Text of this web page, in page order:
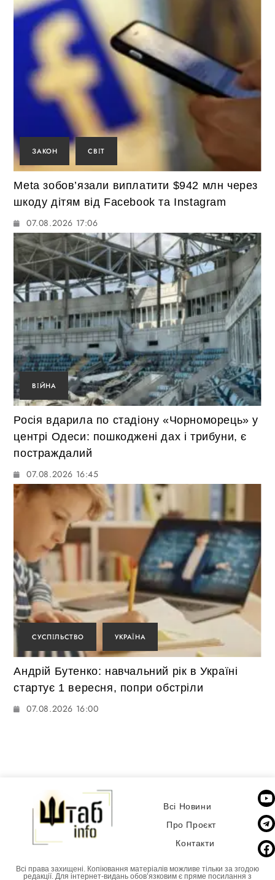
ЗАКОН СВІТ
Meta зобов’язали виплатити $942 млн через
шкоду дітям від Facebook та Instagram
07.08.2026 17:06
ВІЙНА
Росія вдарила по стадіону «Чорноморець» у
центрі Одеси: пошкоджені дах і трибуни, є
постраждалий
07.08.2026 16:45
СУСПІЛЬСТВО УКРАЇНА
Андрій Бутенко: навчальний рік в Україні
стартує 1 вересня, попри обстріли
07.08.2026 16:00
Всі Новини
Про Проєкт
Контакти
Всі права захищені. Копіювання матеріалів можливе тільки за згодою
редакції. Для інтернет-видань обовʼязковим є пряме посилання з